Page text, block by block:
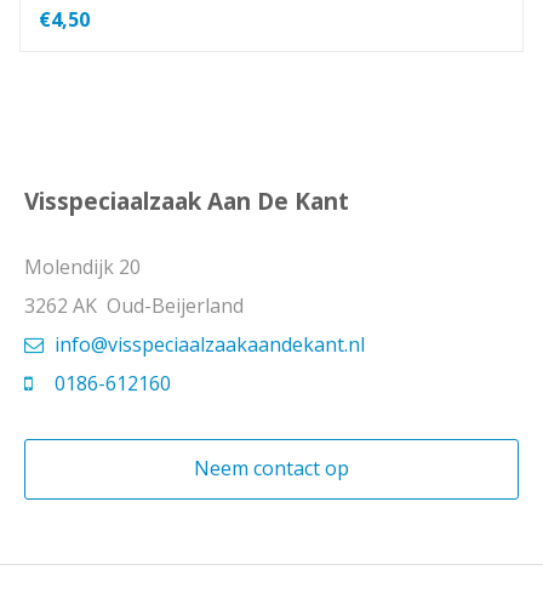
€4,50
Visspeciaalzaak Aan De Kant
Molendijk 20
3262 AK Oud-Beijerland
info@visspeciaalzaakaandekant.nl
0186-612160
Neem contact op